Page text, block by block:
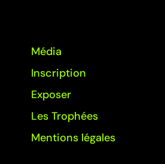
Média
Inscription
Exposer
Les Trophées
Mentions légales